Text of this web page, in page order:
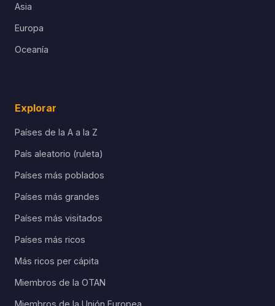
Asia
Europa
Oceanía
Explorar
Países de la A a la Z
País aleatorio (ruleta)
Países más poblados
Países más grandes
Países más visitados
Países más ricos
Más ricos per cápita
Miembros de la OTAN